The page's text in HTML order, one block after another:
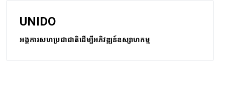
UNIDO
អង្គការសហប្រជាជាតិដើម្បីអភិវឌ្ឍន៍ឧស្សាហកម្ម